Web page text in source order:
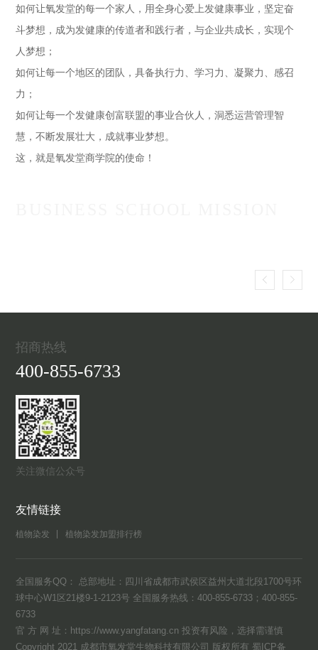
技术标准体系、创建门店五环运营管理体系、创建氧发堂教育培
训体系
产品研究成果：
攻克健康染发核心技术、首创中国无硅油弱酸性中药洗发、改进
并研发成功原生态健康草本洗发、攻克头发头皮系列健康养护产
品核心技术、获得国家三项发明专利
如何让氧发堂的每一个家人，用全身心爱上发健康事业，坚定奋
斗梦想，成为发健康的传道者和践行者，与企业共成长，实现个
人梦想；
如何让每一个地区的团队，具备执行力、学习力、凝聚力、感召
力；
如何让每一个发健康创富联盟的事业合伙人，洞悉运营管理智
慧，不断发展壮大，成就事业梦想。
这，就是氧发堂商学院的使命！
汇集顶尖人才，传播知识技能与管理智慧，为氧发堂事业的发展
培育更多人才，输出更多正知、正念的人格力量，氧发堂商学院
正不断努力，砥砺前行！
THE SIZE OF THE POWER
 
招商热线
400-855-6733
关注微信公众号
友情链接
植物染发 植物染发加盟排行榜
全国服务QQ： 总部地址：四川省成都市武侯区益州大道北段1700号环
球中心W1区21楼9-1-2123号 全国服务热线：400-855-6733；400-855-
6733
官 方 网 址：https://www.yangfatang.cn 投资有风险，选择需谨慎
Copyright 2021 成都市氧发堂生物科技有限公司 版权所有 蜀ICP备